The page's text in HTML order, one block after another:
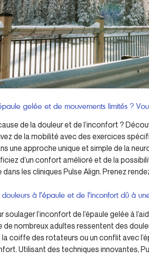
gelée et de mouvements limités ?
de la douleur et de l’inconfort ?
de la mobilité avec des exercices
une approche unique et simple de la
d’un confort amélioré et de la
les cliniques Pulse Align. Prenez
douleurs à l’épaule et de l’inconfort dû à
l’inconfort de l’épaule gelée à
nombreux adultes ressentent des
la coiffe des rotateurs ou un conflit avec
Utilisant des techniques innovantes,